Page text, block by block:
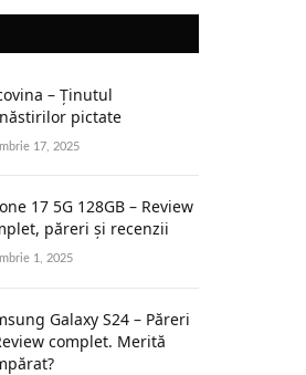
– Ținutul
pictate
17, 2025
17 5G 128GB – Review
păreri și recenzii
1, 2025
Galaxy S24 – Păreri
complet. Merită